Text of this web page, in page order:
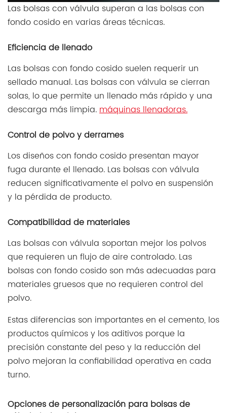
Las bolsas con válvula superan a las bolsas con
fondo cosido en varias áreas técnicas.
Eficiencia de llenado
Las bolsas con fondo cosido suelen requerir un
sellado manual. Las bolsas con válvula se cierran
solas, lo que permite un llenado más rápido y una
descarga más limpia.máquinas llenadoras.
Control de polvo y derrames
Los diseños con fondo cosido presentan mayor
fuga durante el llenado. Las bolsas con válvula
reducen significativamente el polvo en suspensión
y la pérdida de producto.
Compatibilidad de materiales
Las bolsas con válvula soportan mejor los polvos
que requieren un flujo de aire controlado. Las
bolsas con fondo cosido son más adecuadas para
materiales gruesos que no requieren control del
polvo.
Estas diferencias son importantes en el cemento, los
productos químicos y los aditivos porque la
precisión constante del peso y la reducción del
polvo mejoran la confiabilidad operativa en cada
turno.
Opciones de personalización para bolsas de